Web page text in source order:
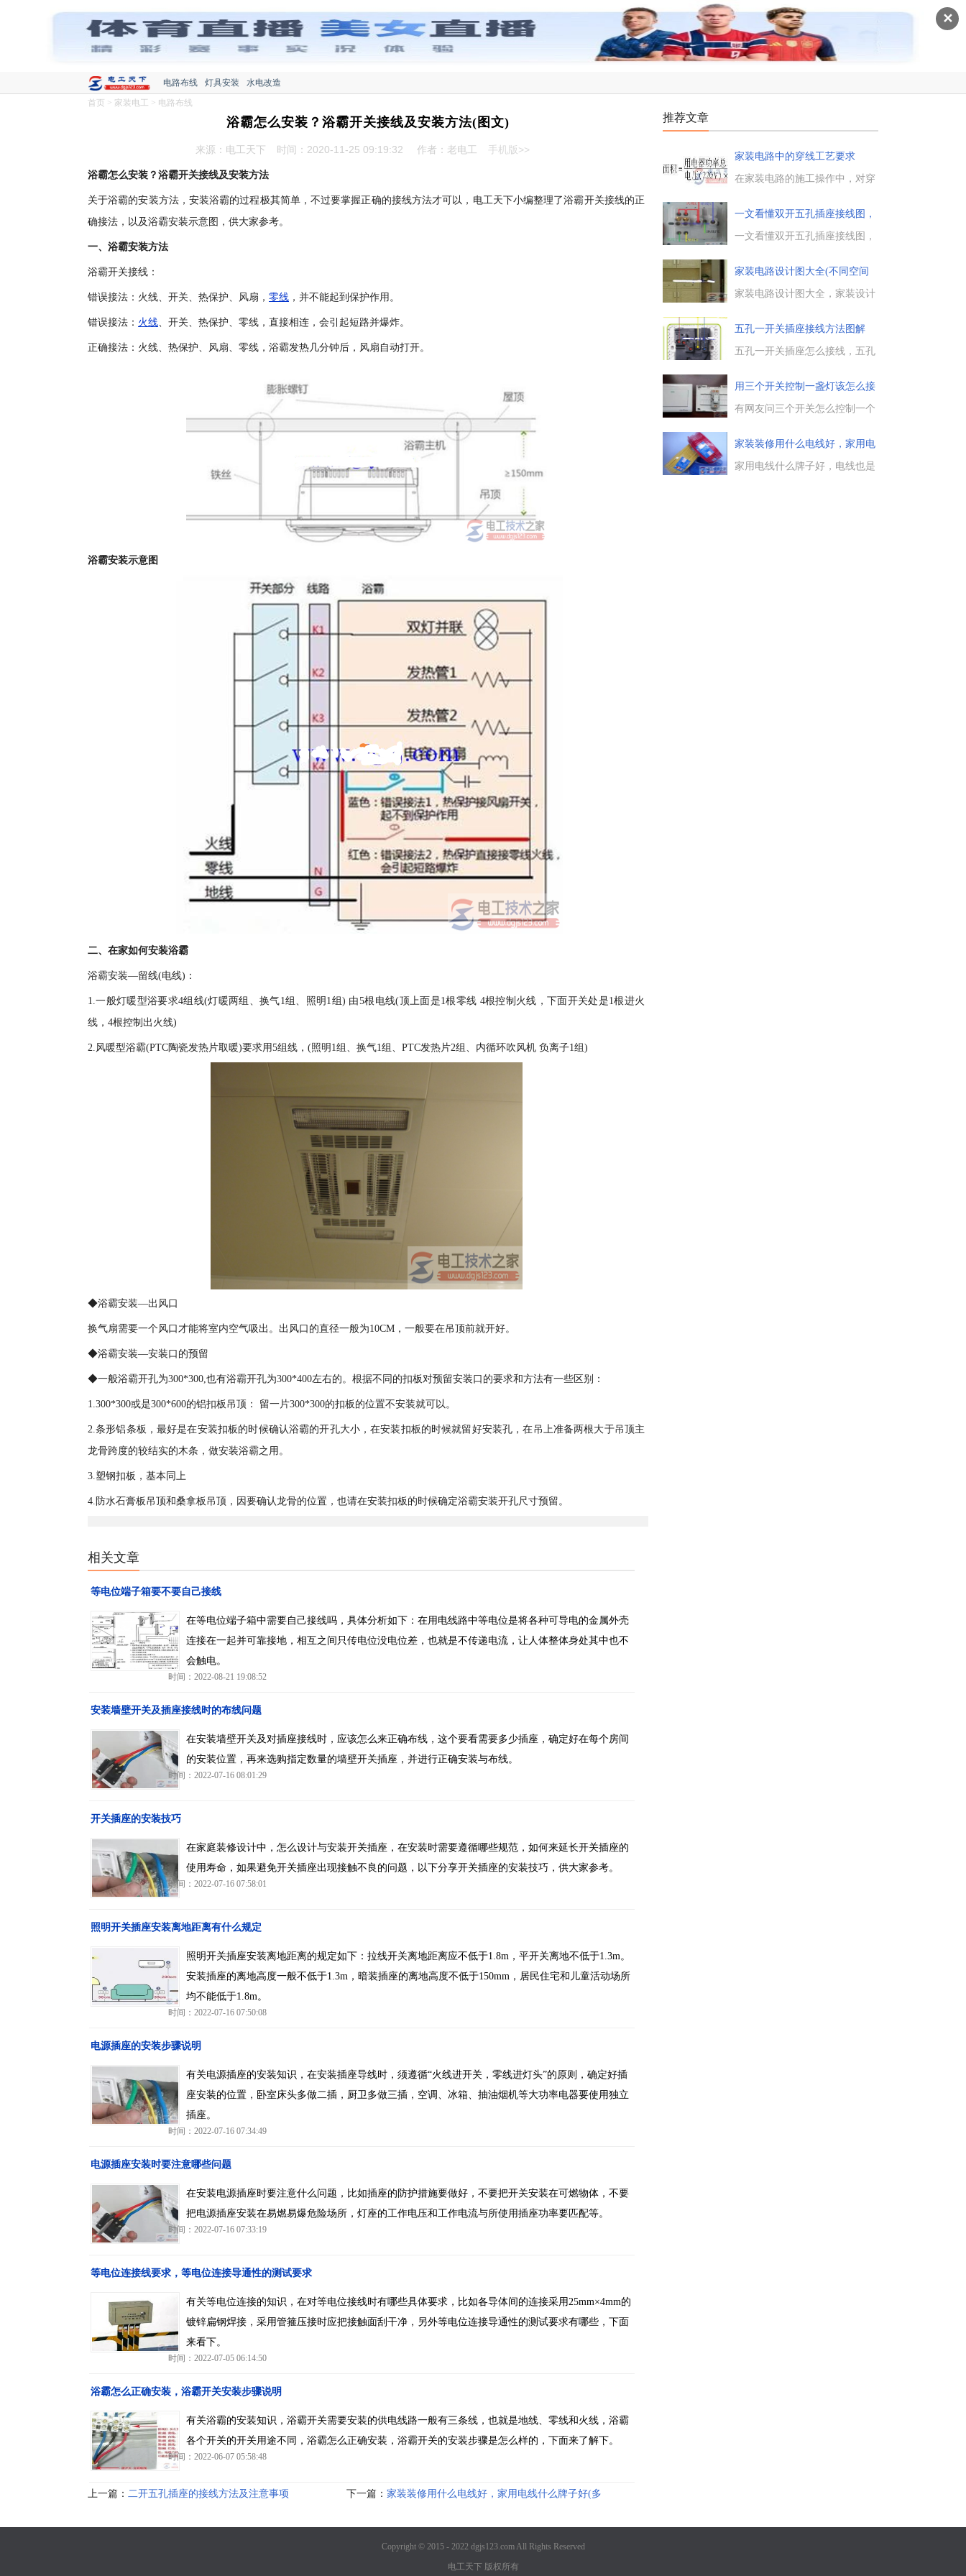
✕
电路布线 灯具安装
水电改造
首页 > 家装电工 > 电路布线
浴霸怎么安装？浴霸开关接线及安装方法(图文)
来源：电工天下 时间：2020-11-25 09:19:32 作者：老电工 手机版>>
浴霸怎么安装？浴霸开关接线及安装方法
关于浴霸的安装方法，安装浴霸的过程极其简单，不过要掌握正确的接线方法才可以，电工天下小编整理了浴霸开关接线的正
确接法，以及浴霸安装示意图，供大家参考。
一、浴霸安装方法
浴霸开关接线：
错误接法：火线、开关、热保护、风扇， 零线 ，并不能起到保护作用。
错误接法： 火线、开关、热保护、零线，直接相连，会引起短路并爆炸。
正确接法：火线、热保护、风扇、零线，浴霸发热几分钟后，风扇自动打开。
浴霸安装示意图
二、在家如何安装浴霸
浴霸安装—留线(电线)：
1.一般灯暖型浴要求4组线(灯暖两组、换气1组、照明1组) 由5根电线(顶上面是1根零线 4根控制火线，下面开关处是1根进火
线，4根控制出火线)
2.风暖型浴霸(PTC陶瓷发热片取暖)要求用5组线，(照明1组、换气1组、PTC发热片2组、内循环吹风机 负离子1组)
◆浴霸安装—出风口
换气扇需要一个风口才能将室内空气吸出。出风口的直径一般为10CM，一般要在吊顶前就开好。
◆浴霸安装—安装口的预留
◆一般浴霸开孔为300*300,也有浴霸开孔为300*400左右的。根据不同的扣板对预留安装口的要求和方法有一些区别：
1.300*300或是300*600的铝扣板吊顶： 留一片300*300的扣板的位置不安装就可以。
2.条形铝条板，最好是在安装扣板的时候确认浴霸的开孔大小，在安装扣板的时候就留好安装孔，在吊上准备两根大于吊顶主
龙骨跨度的较结实的木条，做安装浴霸之用。
3.塑钢扣板，基本同上
4.防水石膏板吊顶和桑拿板吊顶，因要确认龙骨的位置，也请在安装扣板的时候确定浴霸安装开孔尺寸预留。
相关文章
等电位端子箱要不要自己接线
在等电位端子箱中需要自己接线吗，具体分析如下：在用电线路中等电位是将各种可导电的金属外壳
连接在一起并可靠接地，相互之间只传电位没电位差，也就是不传递电流，让人体整体身处其中也不
会触电。
时间：2022-08-21 19:08:52
安装墙壁开关及插座接线时的布线问题
在安装墙壁开关及对插座接线时，应该怎么来正确布线，这个要看需要多少插座，确定好在每个房间
的安装位置，再来选购指定数量的墙壁开关插座，并进行正确安装与布线。
时间：2022-07-16 08:01:29
开关插座的安装技巧
在家庭装修设计中，怎么设计与安装开关插座，在安装时需要遵循哪些规范，如何来延长开关插座的
使用寿命，如果避免开关插座出现接触不良的问题，以下分享开关插座的安装技巧，供大家参考。
时间：2022-07-16 07:58:01
照明开关插座安装离地距离有什么规定
照明开关插座安装离地距离的规定如下：拉线开关离地距离应不低于1.8m，平开关离地不低于1.3m。
安装插座的离地高度一般不低于1.3m，暗装插座的离地高度不低于150mm，居民住宅和儿童活动场所
均不能低于1.8m。
时间：2022-07-16 07:50:08
电源插座的安装步骤说明
有关电源插座的安装知识，在安装插座导线时，须遵循“火线进开关，零线进灯头”的原则，确定好插
座安装的位置，卧室床头多做二插，厨卫多做三插，空调、冰箱、抽油烟机等大功率电器要使用独立
插座。
时间：2022-07-16 07:34:49
电源插座安装时要注意哪些问题
在安装电源插座时要注意什么问题，比如插座的防护措施要做好，不要把开关安装在可燃物体，不要
把电源插座安装在易燃易爆危险场所，灯座的工作电压和工作电流与所使用插座功率要匹配等。
时间：2022-07-16 07:33:19
等电位连接线要求，等电位连接导通性的测试要求
有关等电位连接的知识，在对等电位接线时有哪些具体要求，比如各导体间的连接采用25mm×4mm的
镀锌扁钢焊接，采用管箍压接时应把接触面刮干净，另外等电位连接导通性的测试要求有哪些，下面
来看下。
时间：2022-07-05 06:14:50
浴霸怎么正确安装，浴霸开关安装步骤说明
有关浴霸的安装知识，浴霸开关需要安装的供电线路一般有三条线，也就是地线、零线和火线，浴霸
各个开关的开关用途不同，浴霸怎么正确安装，浴霸开关的安装步骤是怎么样的，下面来了解下。
时间：2022-06-07 05:58:48
上一篇： 二开五孔插座的接线方法及注意事项 下一篇： 家装装修用什么电线好，家用电线什么牌子好(多
推荐文章
家装电路中的穿线工艺要求
在家装电路的施工操作中，对穿
了家装电路中的穿线工艺要求，
主要包括工具和器材的准备、穿
线相关标准和要求，以及导线截
一文看懂双开五孔插座接线图，
附多
一文看懂双开五孔插座接线图，
座进行接线时，需要两个开关每
个单独控制一盏灯时，则接线图
如下。如果照明电源与插座电源
果插座电源与照明电源是分开
的，可以参考下图来接线。...
家装电路设计图大全(不同空间
开
家装电路设计图大全，家装设计
选择，不同空间开关插座布置
表，保证开关插座布置的合理适
用和周到全面，包括客厅开关插
置图等。...
五孔一开关插座接线方法图解
五孔一开关插座怎么接线，五孔
一是开关控制插座，二是开关控
制灯，不控制插座，这两种情况
下的五孔一开关插座接线图说
用三个开关控制一盏灯该怎么接
线
有网友问三个开关怎么控制一个
可以有效控制一个灯的开与关，
与用一个开关控制一个灯或两个
开关控制一个灯的接线要复杂很
家装装修用什么电线好，家用电
线什
家用电线什么牌子好，电线也是
Copyright © 2015 - 2022 dgjs123.com All Rights Reserved
电工天下 版权所有